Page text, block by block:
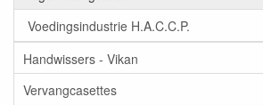
Voedingsindustrie H.A.C.C.P.
Handwissers - Vikan
Vervangcasettes